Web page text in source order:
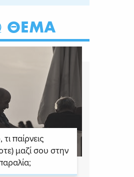
ΘΕΜΑ
παίρνεις
μαζί σου στην